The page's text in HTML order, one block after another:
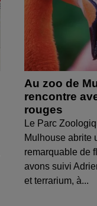
Au zoo de
rencontre
rouges
Le Parc
Mulhouse abrite
remarquable de
avons suivi
et terrarium, à...